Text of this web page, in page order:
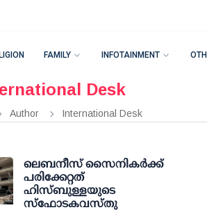
FAMILY INFOTAINMENT
Desk
Author International Desk
ലെബനീസ് സൈനികർക്ക്
പരിക്കേറ്റത്
ഹിസ്ബുള്ളയുടെ
സ്‌ഫോടകവസ്തു